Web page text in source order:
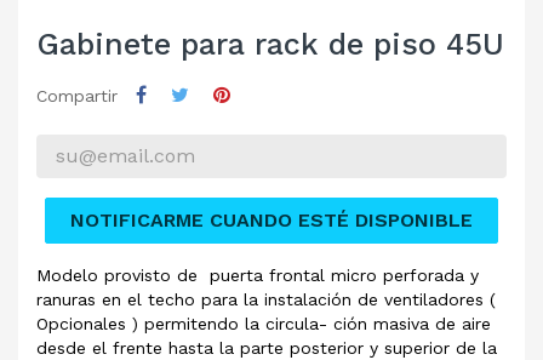
Gabinete para rack de piso 45U
Compartir
NOTIFICARME CUANDO ESTÉ DISPONIBLE
Modelo provisto de puerta frontal micro perforada y
ranuras en el techo para la instalación de ventiladores (
Opcionales ) permitendo la circula- ción masiva de aire
desde el frente hasta la parte posterior y superior de la